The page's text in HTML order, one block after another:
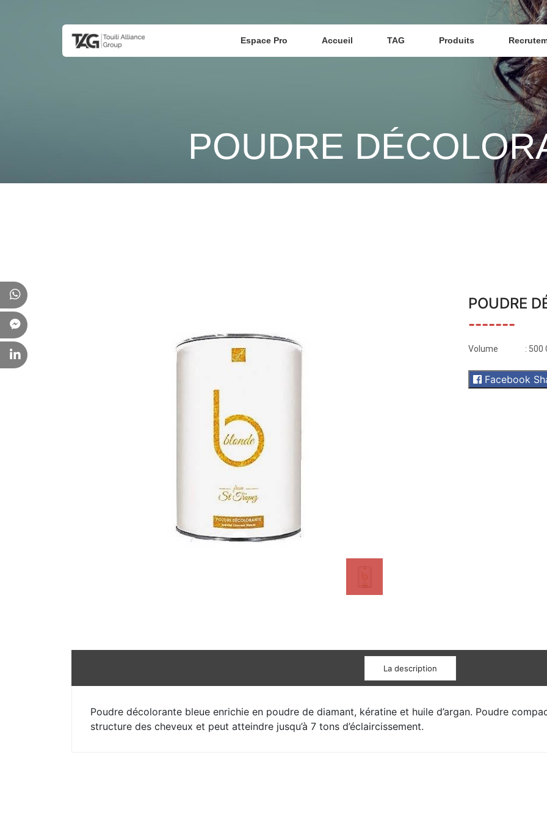
Espace Pro Accueil TAG Produits
POUDRE
POUDRE
-------
Volume : 500
Facebook
La description
Poudre décolorante bleue enrichie en poudre de diamant, kératine et huile d’argan. Poudre
structure des cheveux et peut atteindre jusqu’à 7 tons d’éclaircissement.